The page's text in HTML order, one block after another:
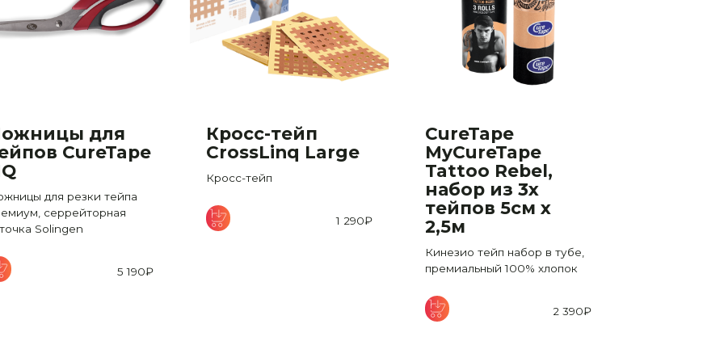
для
CureTape
для резки тейпа
серрейторная
Solingen
5 190₽
Кросс-тейп
CrossLinq Large
Кросс-тейп
1 290₽
CureTape
MyCureTape
Tattoo Rebel,
набор из 3х
тейпов 5см х
2,5м
Кинезио тейп набор в тубе,
премиальный 100% хлопок
2 390₽